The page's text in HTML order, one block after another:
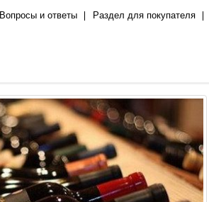
Вопросы и ответы Раздел для покупателя